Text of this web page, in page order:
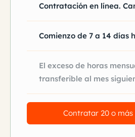
Contratación en línea.
Comienzo de 7 a 14 días
El exceso de horas
transferible al mes
Contratar 20 o más